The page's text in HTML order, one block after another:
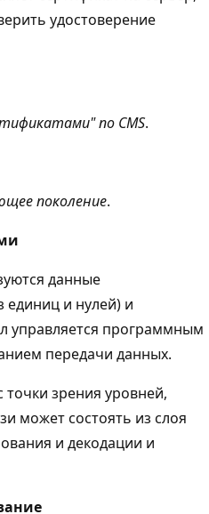
удостоверение
по CMS.
поколение.
данные
единиц и нулей) и
управляется программным
передачи данных.
зрения уровней,
может состоять из слоя
и декодации и